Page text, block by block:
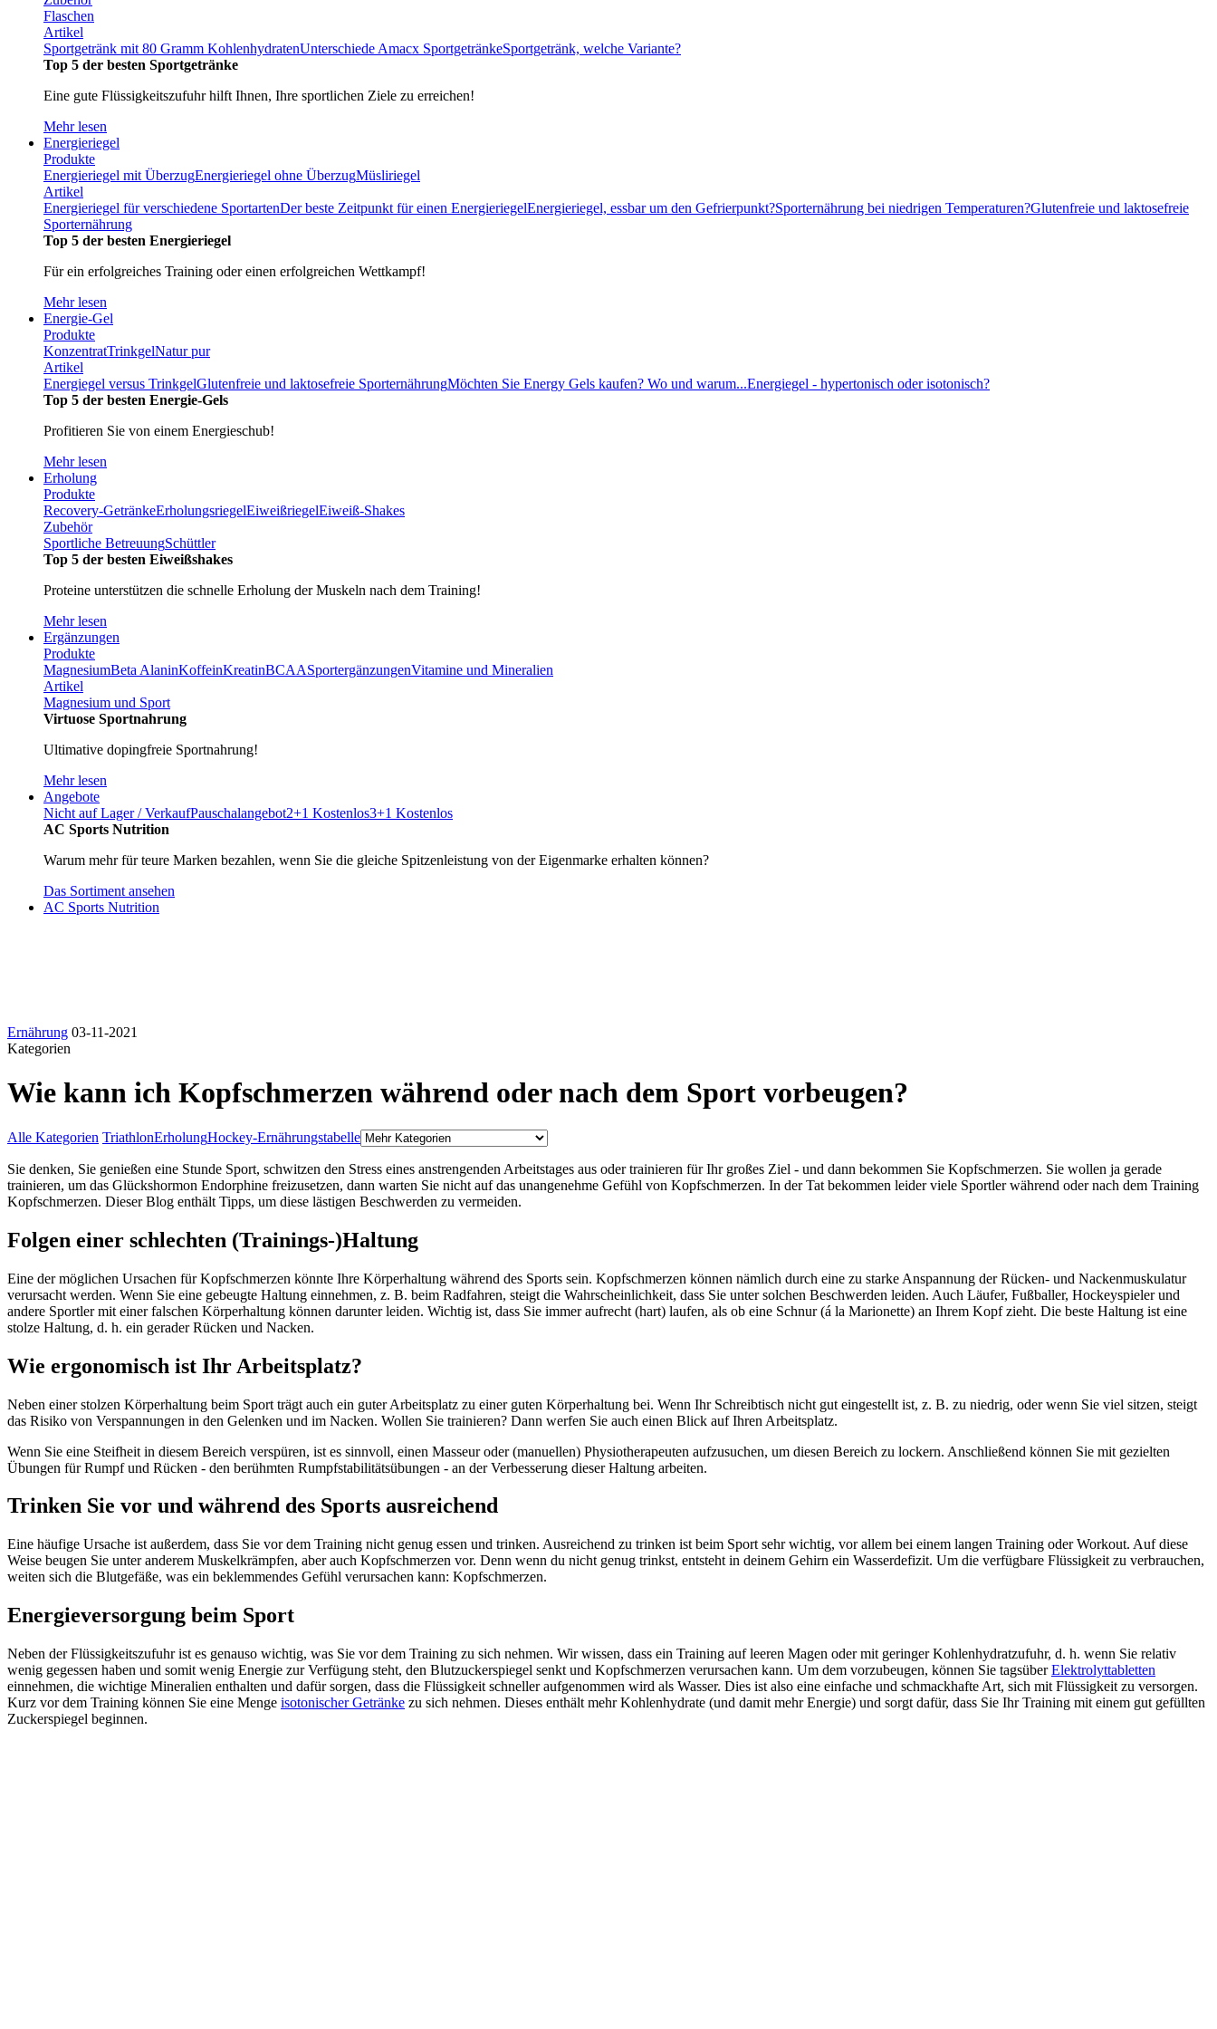
Flaschen
Artikel
Sportgetränk mit 80 Gramm KohlenhydratenUnterschiede Amacx SportgetränkeSportgetränk, welche Variante?
Top 5 der besten Sportgetränke
Eine gute Flüssigkeitszufuhr hilft Ihnen, Ihre sportlichen Ziele zu erreichen!
Mehr lesen
Energieriegel
Produkte
Energieriegel mit ÜberzugEnergieriegel ohne ÜberzugMüsliriegel
Artikel
Energieriegel für verschiedene SportartenDer beste Zeitpunkt für einen EnergieriegelEnergieriegel, essbar um den Gefrierpunkt?Sporternährung bei niedrigen Temperaturen?Glutenfreie und laktosefreie
Sporternährung
Top 5 der besten Energieriegel
Für ein erfolgreiches Training oder einen erfolgreichen Wettkampf!
Mehr lesen
Energie-Gel
Produkte
KonzentratTrinkgelNatur pur
Artikel
Energiegel versus TrinkgelGlutenfreie und laktosefreie SporternährungMöchten Sie Energy Gels kaufen? Wo und warum...Energiegel - hypertonisch oder isotonisch?
Top 5 der besten Energie-Gels
Profitieren Sie von einem Energieschub!
Mehr lesen
Erholung
Produkte
Recovery-GetränkeErholungsriegelEiweißriegelEiweiß-Shakes
Zubehör
Sportliche BetreuungSchüttler
Top 5 der besten Eiweißshakes
Proteine unterstützen die schnelle Erholung der Muskeln nach dem Training!
Mehr lesen
Ergänzungen
Produkte
MagnesiumBeta AlaninKoffeinKreatinBCAASportergänzungenVitamine und Mineralien
Artikel
Magnesium und Sport
Virtuose Sportnahrung
Ultimative dopingfreie Sportnahrung!
Mehr lesen
Angebote
Nicht auf Lager / VerkaufPauschalangebot2+1 Kostenlos3+1 Kostenlos
AC Sports Nutrition
Warum mehr für teure Marken bezahlen, wenn Sie die gleiche Spitzenleistung von der Eigenmarke erhalten können?
Das Sortiment ansehen
AC Sports Nutrition
Ernährung 03-11-2021
Kategorien
Wie kann ich Kopfschmerzen während oder nach dem Sport vorbeugen?
Alle Kategorien TriathlonErholungHockey-Ernährungstabelle
Sie denken, Sie genießen eine Stunde Sport, schwitzen den Stress eines anstrengenden Arbeitstages aus oder trainieren für Ihr großes Ziel - und dann bekommen Sie Kopfschmerzen. Sie wollen ja gerade
trainieren, um das Glückshormon Endorphine freizusetzen, dann warten Sie nicht auf das unangenehme Gefühl von Kopfschmerzen. In der Tat bekommen leider viele Sportler während oder nach dem Training
Kopfschmerzen. Dieser Blog enthält Tipps, um diese lästigen Beschwerden zu vermeiden.
Folgen einer schlechten (Trainings-)Haltung
Eine der möglichen Ursachen für Kopfschmerzen könnte Ihre Körperhaltung während des Sports sein. Kopfschmerzen können nämlich durch eine zu starke Anspannung der Rücken- und Nackenmuskulatur
verursacht werden. Wenn Sie eine gebeugte Haltung einnehmen, z. B. beim Radfahren, steigt die Wahrscheinlichkeit, dass Sie unter solchen Beschwerden leiden. Auch Läufer, Fußballer, Hockeyspieler und
andere Sportler mit einer falschen Körperhaltung können darunter leiden. Wichtig ist, dass Sie immer aufrecht (hart) laufen, als ob eine Schnur (á la Marionette) an Ihrem Kopf zieht. Die beste Haltung ist eine
stolze Haltung, d. h. ein gerader Rücken und Nacken.
Wie ergonomisch ist Ihr Arbeitsplatz?
Neben einer stolzen Körperhaltung beim Sport trägt auch ein guter Arbeitsplatz zu einer guten Körperhaltung bei. Wenn Ihr Schreibtisch nicht gut eingestellt ist, z. B. zu niedrig, oder wenn Sie viel sitzen, steigt
das Risiko von Verspannungen in den Gelenken und im Nacken. Wollen Sie trainieren? Dann werfen Sie auch einen Blick auf Ihren Arbeitsplatz.
Wenn Sie eine Steifheit in diesem Bereich verspüren, ist es sinnvoll, einen Masseur oder (manuellen) Physiotherapeuten aufzusuchen, um diesen Bereich zu lockern. Anschließend können Sie mit gezielten
Übungen für Rumpf und Rücken - den berühmten Rumpfstabilitätsübungen - an der Verbesserung dieser Haltung arbeiten.
Trinken Sie vor und während des Sports ausreichend
Eine häufige Ursache ist außerdem, dass Sie vor dem Training nicht genug essen und trinken. Ausreichend zu trinken ist beim Sport sehr wichtig, vor allem bei einem langen Training oder Workout. Auf diese
Weise beugen Sie unter anderem Muskelkrämpfen, aber auch Kopfschmerzen vor. Denn wenn du nicht genug trinkst, entsteht in deinem Gehirn ein Wasserdefizit. Um die verfügbare Flüssigkeit zu verbrauchen,
weiten sich die Blutgefäße, was ein beklemmendes Gefühl verursachen kann: Kopfschmerzen.
Energieversorgung beim Sport
Neben der Flüssigkeitszufuhr ist es genauso wichtig, was Sie vor dem Training zu sich nehmen. Wir wissen, dass ein Training auf leeren Magen oder mit geringer Kohlenhydratzufuhr, d. h. wenn Sie relativ
wenig gegessen haben und somit wenig Energie zur Verfügung steht, den Blutzuckerspiegel senkt und Kopfschmerzen verursachen kann. Um dem vorzubeugen, können Sie tagsüberElektrolyttabletten
einnehmen, die wichtige Mineralien enthalten und dafür sorgen, dass die Flüssigkeit schneller aufgenommen wird als Wasser. Dies ist also eine einfache und schmackhafte Art, sich mit Flüssigkeit zu versorgen.
Kurz vor dem Training können Sie eine Menge isotonischer Getränke zu sich nehmen. Dieses enthält mehr Kohlenhydrate (und damit mehr Energie) und sorgt dafür, dass Sie Ihr Training mit einem gut gefüllten
Zuckerspiegel beginnen.